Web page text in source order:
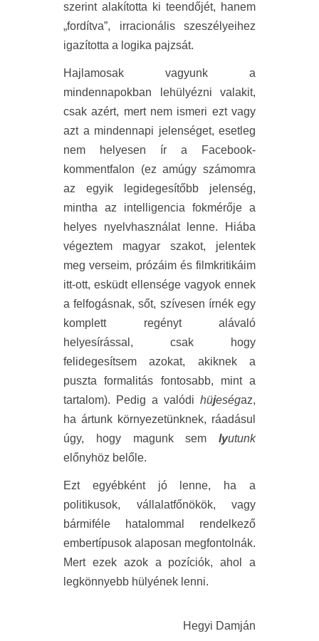
szerint alakította ki teendőjét, hanem
„fordítva”, irracionális szeszélyeihez
igazította a logika pajzsát.
Hajlamosak vagyunk a
mindennapokban lehülyézni valakit,
csak azért, mert nem ismeri ezt vagy
azt a mindennapi jelenséget, esetleg
nem helyesen ír a Facebook-
kommentfalon (ez amúgy számomra
az egyik legidegesítőbb jelenség,
mintha az intelligencia fokmérője a
helyes nyelvhasználat lenne. Hiába
végeztem magyar szakot, jelentek
meg verseim, prózáim és filmkritikáim
itt-ott, esküdt ellensége vagyok ennek
a felfogásnak, sőt, szívesen írnék egy
komplett regényt alávaló
helyesírással, csak hogy
felidegesítsem azokat, akiknek a
puszta formalitás fontosabb, mint a
tartalom). Pedig a valódi hüjeségaz,
ha ártunk környezetünknek, ráadásul
úgy, hogy magunk sem lyutunk
előnyhöz belőle.
Ezt egyébként jó lenne, ha a
politikusok, vállalatfőnökök, vagy
bármiféle hatalommal rendelkező
embertípusok alaposan megfontolnák.
Mert ezek azok a pozíciók, ahol a
legkönnyebb hülyének lenni.
Hegyi Damján